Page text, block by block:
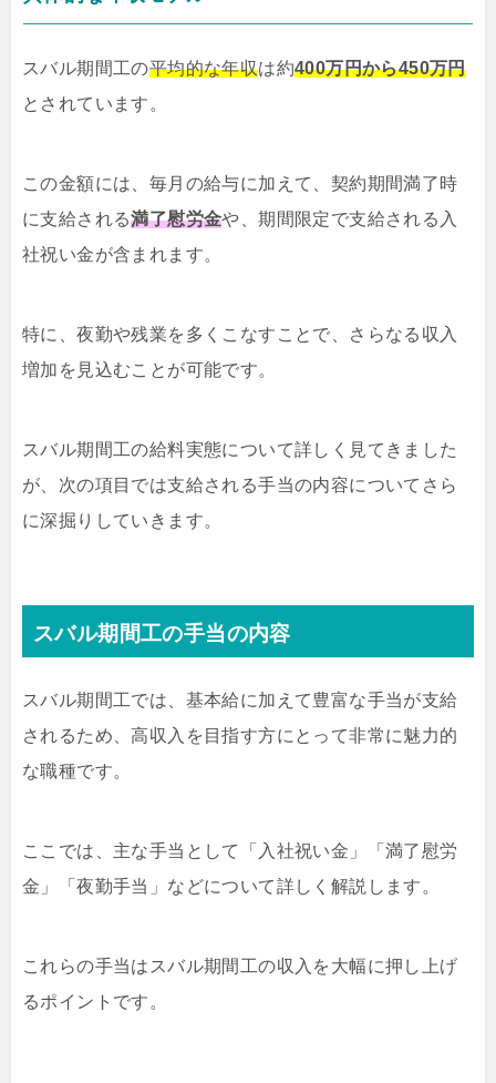
スバル期間工の平均的な年収は約400万円から450万円
とされています。
この金額には、毎月の給与に加えて、契約期間満了時
に支給される満了慰労金や、期間限定で支給される入
社祝い金が含まれます。
特に、夜勤や残業を多くこなすことで、さらなる収入
増加を見込むことが可能です。
スバル期間工の給料実態について詳しく見てきました
が、次の項目では支給される手当の内容についてさら
に深掘りしていきます。
スバル期間工の手当の内容
スバル期間工では、基本給に加えて豊富な手当が支給
されるため、高収入を目指す方にとって非常に魅力的
な職種です。
ここでは、主な手当として「入社祝い金」「満了慰労
金」「夜勤手当」などについて詳しく解説します。
これらの手当はスバル期間工の収入を大幅に押し上げ
るポイントです。